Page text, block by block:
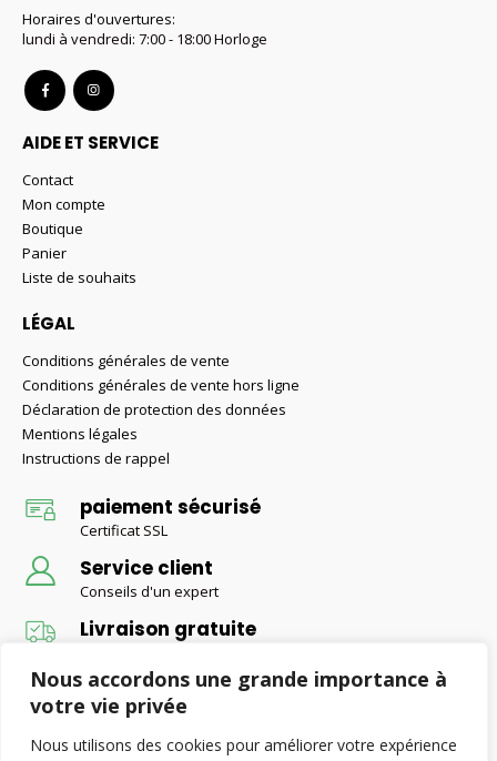
Nous accordons une grande importance à
votre vie privée
Nous utilisons des cookies pour améliorer votre expérience
Horaires d'ouvertures:
lundi à vendredi: 7:00 - 18:00 Horloge
AIDE ET SERVICE
Contact
Mon compte
Boutique
Panier
Liste de souhaits
LÉGAL
Conditions générales de vente
Conditions générales de vente hors ligne
Déclaration de protection des données
Mentions légales
Instructions de rappel
paiement sécurisé
Certificat SSL
Service client
Conseils d'un expert
Livraison gratuite
© Retax-Baustoffe 2022. Alle Rechte vorbehalten.